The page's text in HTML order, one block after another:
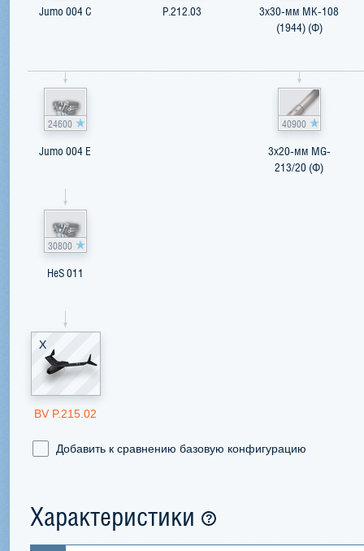
Jumo 004 C
24600
Jumo 004 E
30800
HeS 011
X
BV P.215.02
P.212.03
3x30-мм MK-108
(1944) (Ф)
40900
3x20-мм MG-
213/20 (Ф)
Добавить к сравнению базовую конфигурацию
Характеристики